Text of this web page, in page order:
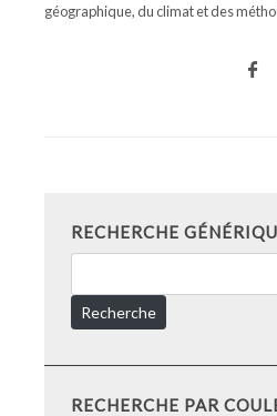
géographique, du climat et des
RECHERCHE
Recherche
RECHERCHE PAR